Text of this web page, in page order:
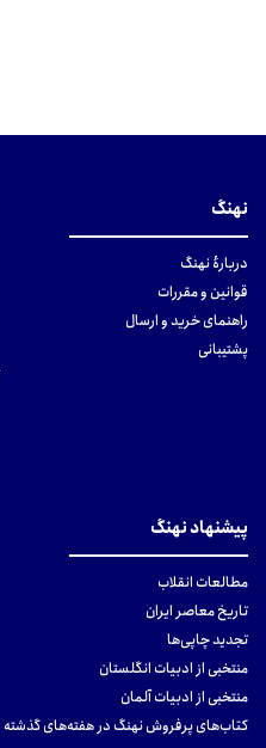
نهنگ
دربارهٔ نهنگ
قوانین و مقررات
راهنمای خرید و ارسال
پشتیبانی
پیشنهاد نهنگ
مطالعات انقلاب
تاریخ معاصر ایران
تجدید چاپی‌ها
منتخبی از ادبیات انگلستان
منتخبی از ادبیات آلمان
کتاب‌های پرفروش نهنگ در هفته‌های گذشته